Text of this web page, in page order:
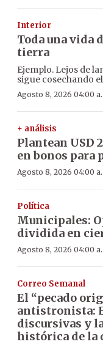
Interior
Toda una vida
tierra
Ejemplo. Lejos de
sigue cosechando
Agosto 8, 2026 04:00
+ análisis
Plantean USD
en bonos para
Agosto 8, 2026 04:00
Política
Municipales:
dividida en
Agosto 8, 2026 04:00
Correo Semanal
El “pecado
antistronista:
discursivas y
histórica de la